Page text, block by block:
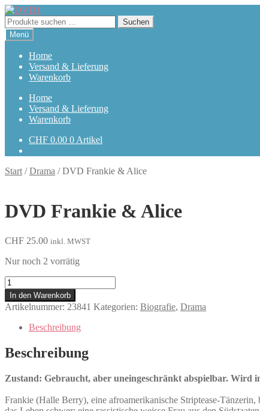
Zur
Navigation
springen
Zum
Inhalt
springen
Suchen
nach:
Suchen
Menü
Home
Versand & Lieferung
Warenkorb
Home
Versand & Lieferung
Warenkorb
CHF 0.00 0 Artikel
Start /Drama /DVD Frankie & Alice
DVD Frankie & Alice
CHF 25.00 inkl. MWST
Nur noch 2 vorrätig
Frankie
&
Alice
Menge
In den Warenkorb
Artikelnummer: 23841 Kategorien: Biografie, Drama
Beschreibung
Beschreibung
Zustand: Gebraucht, aber uneingeschränkt abspielbar. Wird
Frankie (Halle Berry), eine afroamerikanische Striptease-